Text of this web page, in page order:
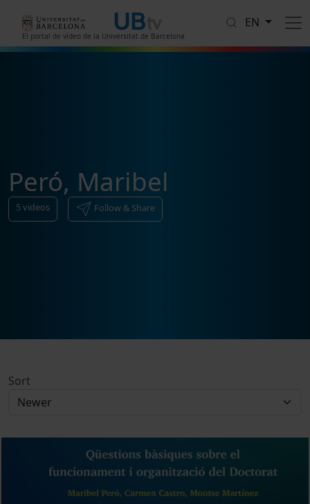
El portal de vídeo de la Universitat de Barcelona
EN
Peró, Maribel
5videos Follow & Share
Sort